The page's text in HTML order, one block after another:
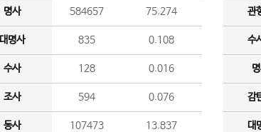
명사 584657 75.274
명사 835 0.108
수사 128 0.016
조사 594 0.076
동사 107473 13.837
관
수
감
대